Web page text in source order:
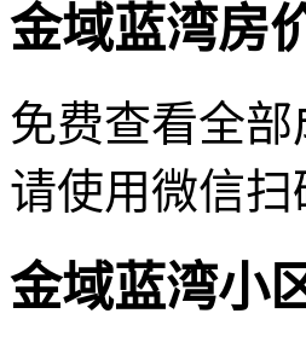
金域蓝湾房
免费查看全部
请使用微信扫
金域蓝湾小